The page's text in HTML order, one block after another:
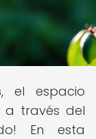
, el espacio
través del
En esta